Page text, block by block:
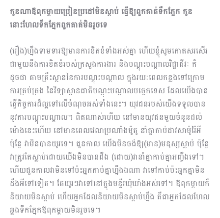
កូនណាឪពុកម្ដាយប្រៀនប្រដៅមិនស្ដាប់ ធ្វើឱ្យពួកគាត់ទឹកភ្នែក កូន
នោះហែលទឹកភ្នែកពួកគាត់មិនរួចទេ
(រឿង)ហ្នឹងទាមទារឱ្យមានការខិតខំទាំងអស់គ្នា ហើយខ្ញុំសូមកោតសរសើរ
ជាមួយនឹងការខិតខំរបស់ក្រសួងការងារ និងបណ្ដុះបណ្ដាលវិជ្ជាជីវៈ ក៏
ដូចជា តាមគ្រឹះស្ថាននៃការបណ្ដុះបណ្ដាល​ ក្នុងរយៈពេលកន្លងទៅក្រោម
ការគ្រប់គ្រង នៃវិទ្យាស្ថានជាតិបណ្ដុះបណ្ដាលបច្ចេកទេស ដែលយើងបាន
ធ្វើកិច្ចការដ៏ល្អទៅលើចំណុចអស់ទាំងនេះ។ យុវជនរបស់យើងទទួលបាន
នូវការបណ្ដុះបណ្ដាល។ ពិតណាស់​ហើយ នៅមានយុវជនមួយចំនួនដល់
ម៉ោងនេះហើយ នៅមានពេលវេលាប្រណាំងម៉ូតូ នាំគ្នាកាប់ដាវសាម៉ូរ៉ៃអី
ប៉ុន្តែ វាមិនបានយូរទេ។ ជួនកាល យើងមិនចង់ឱ្យ(មាន)មនុស្សស្លាប់ ប៉ុន្តែ
វាត្រូវតែស្លាប់ដោយយើងមិនបានដឹង (ដោយ)វានាំគ្នាកាប់គ្នាអញ្ចឹងទៅ។
ហើយជួនកាលវាមិនទៅប៉ះអ្នកកាប់គ្នាហ្នឹងឯណា វាទៅកាប់ប៉ះអ្នកគ្នាមិន
ដឹងអីទៅទៀត។ តែយូរៗវាទៅនៅក្នុងមន្ទីរឃុំឃាំងអស់ទៅ។ ឪពុកម្ដាយក៏
និយាយមិនស្ដាប់ ហើយអ្នកដែលនិយាយមិនស្ដាប់ហ្នឹង គឺជាអ្នកដែលហែល
ឆ្លងទឹកភ្នែកឪពុកម្ដាយមិនរួចទេ។